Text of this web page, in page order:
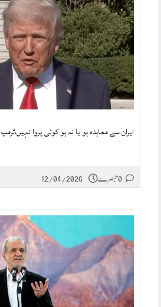
ایران سے معاہدہ ہو یا نہ ہو کوئی پروا نہیں،ٹرمپ
12/04/2026